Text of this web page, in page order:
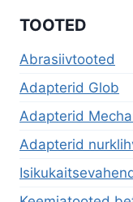
TOOTED
Abrasiivtooted
Adapterid Glob
Adapterid
Adapterid